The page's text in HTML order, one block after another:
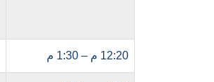
12:20 م – 1:30 م